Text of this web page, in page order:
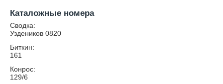
Каталожные номера
Сводка:
Уздеников 0820
Биткин:
161
Конрос:
129/6